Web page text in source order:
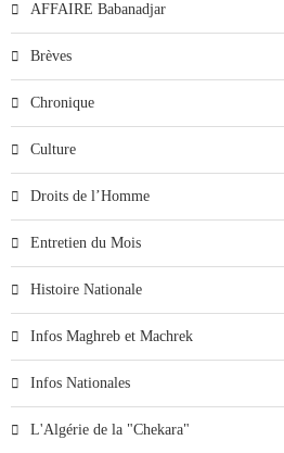
AFFAIRE Babanadjar
Brèves
Chronique
Culture
Droits de l’Homme
Entretien du Mois
Histoire Nationale
Infos Maghreb et Machrek
Infos Nationales
L'Algérie de la "Chekara"